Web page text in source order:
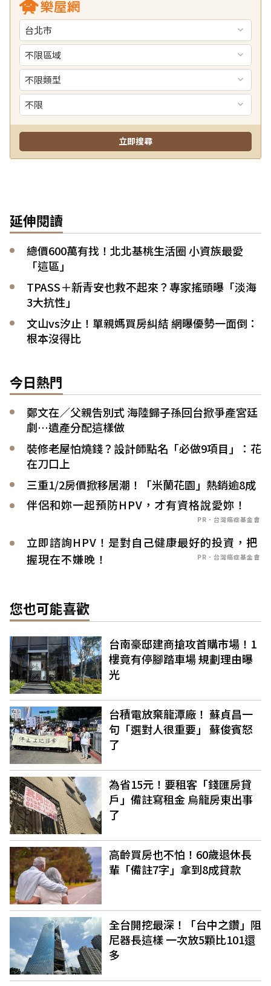
延伸閱讀
總價600萬有找！北北基桃生活圈 小資族最愛
「這區」
TPASS＋新青安也救不起來？專家搖頭曝「淡海
3大抗性」
文山vs汐止！單親媽買房糾結 網曝優勢一面倒：
根本沒得比
今日熱門
鄭文在／父親告別式 海陸歸子孫回台掀爭產宮廷
劇…遺產分配這樣做
裝修老屋怕燒錢？設計師點名「必做9項目」：花
在刀口上
三重1/2房價掀移居潮！「米蘭花園」熱銷逾8成
伴侶和妳一起預防HPV，才有資格說愛妳！
PR．台灣癌症基金會
立即諮詢HPV！是對自己健康最好的投資，把
握現在不嫌晚！
PR．台灣癌症基金會
您也可能喜歡
台南豪邸建商搶攻首購市場！1
樓竟有停腳踏車場 規劃理由曝
光
台積電放棄龍潭廠！ 蘇貞昌一
句「選對人很重要」 蘇俊賓怒
了
為省15元！要租客「錢匯房貸
戶」備註寫租金 烏龍房東出事
了
高齡買房也不怕！60歲退休長
輩「備註7字」拿到8成貸款
全台開挖最深！「台中之鑽」阻
尼器長這樣 一次放5顆比101還
多